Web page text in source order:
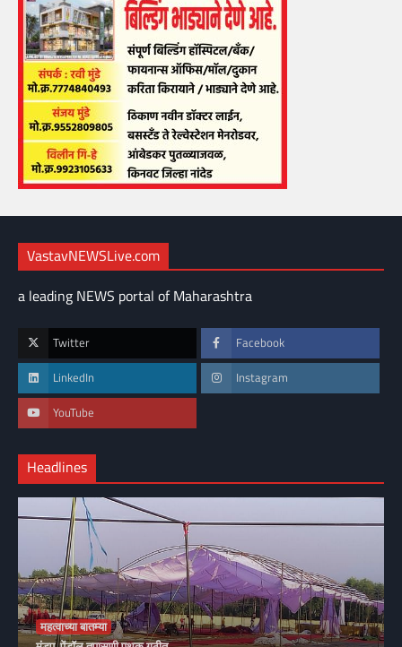
VastavNEWSLive.com
a leading NEWS portal of Maharashtra
Twitter Facebook
LinkedIn Instagram
YouTube
Headlines
महत्वाच्या बातम्या